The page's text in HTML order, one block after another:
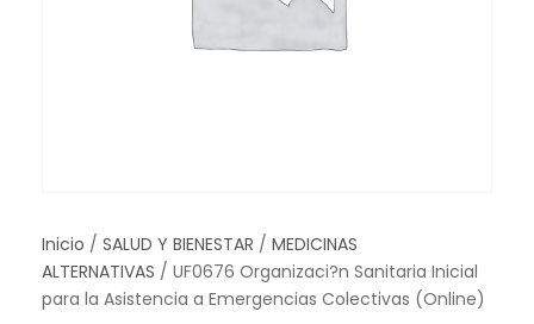
Inicio / SALUD Y BIENESTAR / MEDICINAS
ALTERNATIVAS / UF0676 Organizaci?n Sanitaria Inicial
para la Asistencia a Emergencias Colectivas (Online)